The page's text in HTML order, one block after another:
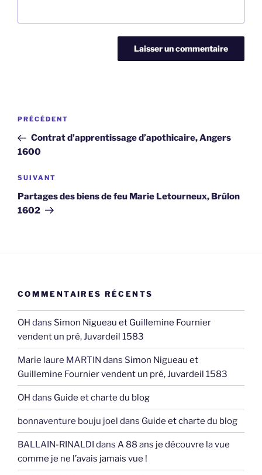
Navigation
l’article
Article
précédent
PRÉCÉDENT
Contrat d’apprentissage d’apothicaire, Angers
1600
Article
suivant
SUIVANT
Partages des biens de feu Marie Letourneux, Brûlon
1602
COMMENTAIRES RÉCENTS
OH dans Simon Nigueau et Guillemine Fournier
vendent un pré, Juvardeil 1583
Marie laure MARTIN dans Simon Nigueau et
Guillemine Fournier vendent un pré, Juvardeil 1583
OH dans Guide et charte du blog
bonnaventure bouju joel dans Guide et charte du blog
BALLAIN-RINALDI dans A 88 ans je découvre la vue
comme je ne l’avais jamais vue !